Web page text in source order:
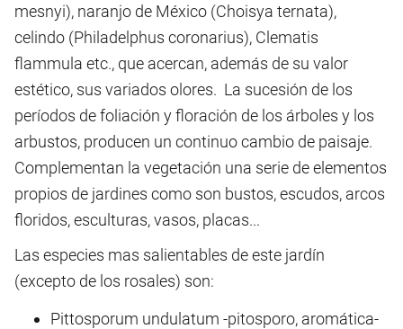
mesnyi), naranjo de México (Choisya ternata),
celindo (Philadelphus coronarius), Clematis
flammula etc., que acercan, además de su valor
estético, sus variados olores. La sucesión de los
períodos de foliación y floración de los árboles y los
arbustos, producen un continuo cambio de paisaje.
Complementan la vegetación una serie de elementos
propios de jardines como son bustos, escudos, arcos
floridos, esculturas, vasos, placas...
Las especies mas salientables de este jardín
(excepto de los rosales) son:
Pittosporum undulatum -pitosporo, aromática-